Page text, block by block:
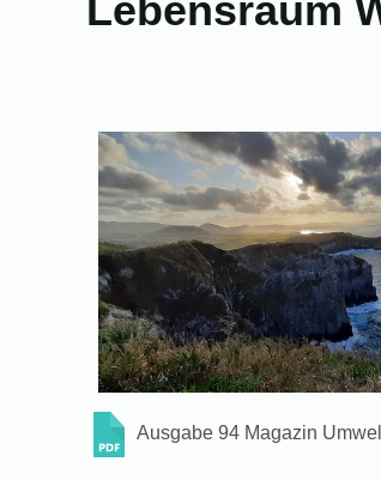
Lebensraum
Ausgabe 94 Magazin